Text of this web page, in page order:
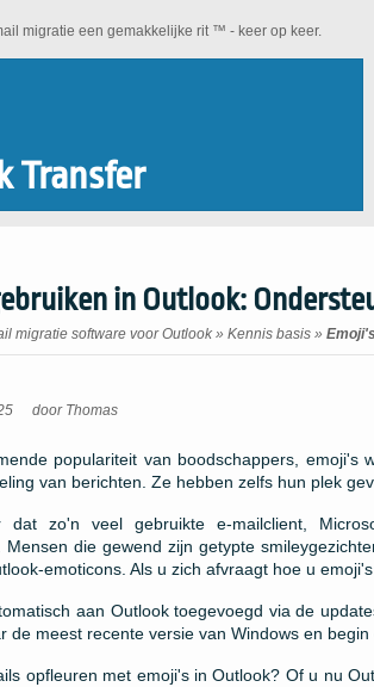
migratie een gemakkelijke rit ™ - keer op keer.
Transfer
in Outlook:
migratie software voor Outlook » Kennis basis »
door Thomas
populariteit van boodschappers,
van berichten. Ze hebben zelfs hun plek
dat zo'n veel gebruikte e-mailclient,
Mensen die gewend zijn getypte
emoticons. Als u zich afvraagt ​​hoe u
aan Outlook toegevoegd via de
de meest recente versie van Windows en
opfleuren met emoji's in Outlook? Of u nu